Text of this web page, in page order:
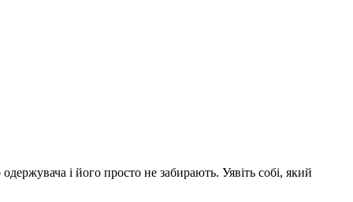
і його просто не забирають. Уявіть собі, який